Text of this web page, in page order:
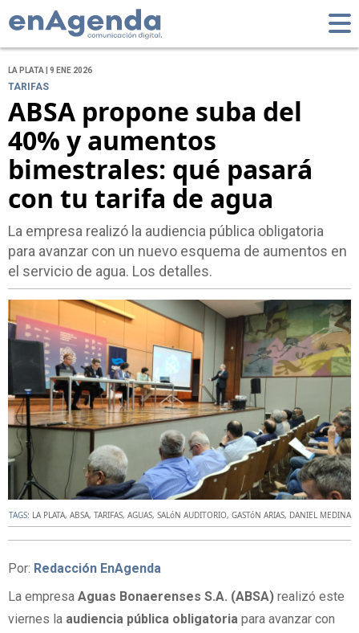
LA PLATA | 9 ENE 2026
TARIFAS
ABSA propone suba del
40% y aumentos
bimestrales: qué pasará
con tu tarifa de agua
La empresa realizó la audiencia pública obligatoria
para avanzar con un nuevo esquema de aumentos en
el servicio de agua. Los detalles.
TAGS: LA PLATA, ABSA, TARIFAS, AGUAS, SALóN AUDITORIO, GASTóN ARIAS, DANIEL MEDINA
Por: Redacción EnAgenda
La empresa Aguas Bonaerenses S.A. (ABSA) realizó este
viernes la audiencia pública obligatoria para avanzar con